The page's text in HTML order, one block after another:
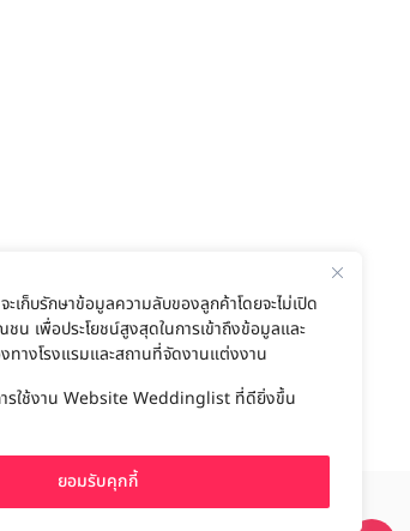
ก็บรักษาข้อมูลความลับของลูกค้าโดยจะไม่เปิด
น เพื่อประโยชน์สูงสุดในการเข้าถึงข้อมูลและ
างโรงแรมและสถานที่จัดงานแต่งงาน
ารใช้งาน Website Weddinglist ที่ดียิ่งขึ้น
ยอมรับคุกกี้